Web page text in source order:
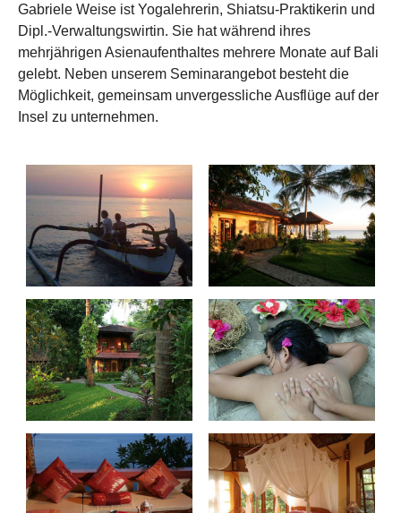
Gabriele Weise ist Yogalehrerin, Shiatsu-Praktikerin und
Dipl.-Verwaltungswirtin. Sie hat während ihres
mehrjährigen Asienaufenthaltes mehrere Monate auf Bali
gelebt. Neben unserem Seminarangebot besteht die
Möglichkeit, gemeinsam unvergessliche Ausflüge auf der
Insel zu unternehmen.